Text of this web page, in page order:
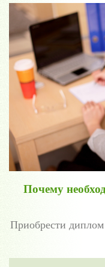
Почему
Приобрести диплом